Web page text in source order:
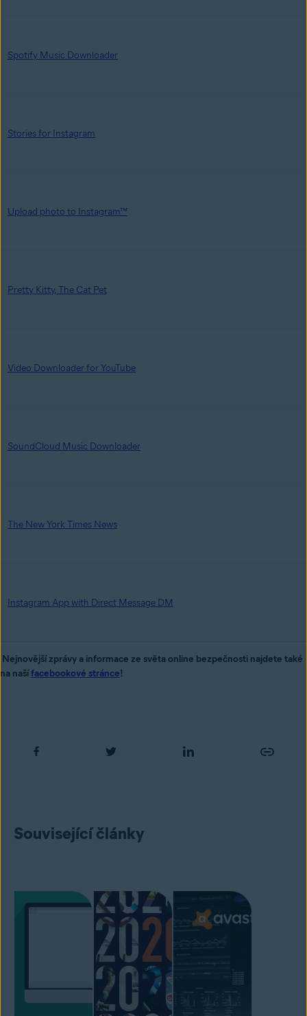
Spotify Music Downloader
Stories for Instagram
Upload photo to Instagram™
Pretty Kitty, The Cat Pet
Video Downloader for YouTube
SoundCloud Music Downloader
The New York Times News
Instagram App with Direct Message DM
Nejnovější zprávy a informace ze světa online bezpečnosti najdete také
na našífacebookové stránce!
Související články